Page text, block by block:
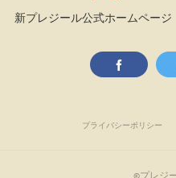
新プレジール公式ホームペ
プライバシーポリシー
©プレジ